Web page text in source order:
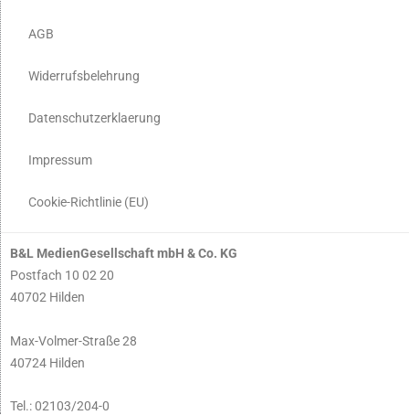
AGB
Widerrufsbelehrung
Datenschutzerklaerung
Impressum
Cookie-Richtlinie (EU)
B&L MedienGesellschaft mbH & Co. KG
Postfach 10 02 20
40702 Hilden
Max-Volmer-Straße 28
40724 Hilden
Tel.: 02103/204-0